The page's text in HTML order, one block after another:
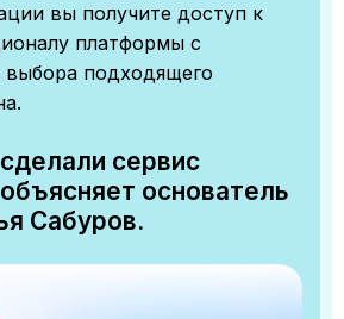
вы получите доступ к
платформы с
подходящего
сервис
основатель
Сабуров.